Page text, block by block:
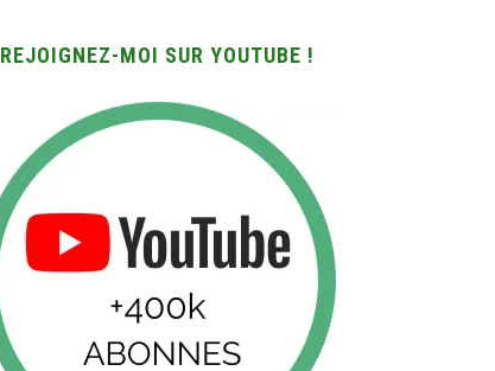
REJOIGNEZ-MOI SUR YOUTUBE !